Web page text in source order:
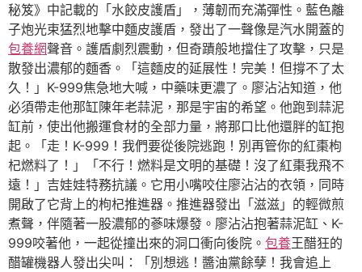
秘笈》中記載的「水餃皮護盾」，薄韌而充滿彈性。藍色離
子炮光束猛烈地擊中麵皮護盾，發出了一聲像是汽水開蓋的
包養網聲音。護盾劇烈震動，但奇蹟般地擋住了攻擊，只是
散發出濃郁的麵香。「這麵皮的延展性！完美！但撐不了太
久！」K-999焦急地大喊，中藥味更濃了。廖沾沾知道，他
必須帶走他那缸陳年老蒜泥，那是宇宙的希望。他跑到蒜泥
缸前，使出他搬運食材的全部力量，將那口比他還胖的缸抱
起。「走！K-999！我們要從後院逃跑！別再管你的紅棗枸
杞燃料了！」「不行！燃料是文明的基礎！沒了紅棗我飛不
遠！」吉娃娃特務抗議。它用小嘴咬住廖沾沾的衣領，同時
開啟了它背上的枸杞推進器。推進器發出「滋滋」的輕微煎
煮聲，伴隨著一股濃郁的蔘味爆發。廖沾沾抱著蒜泥缸、K-
999咬著他，一起從撞出來的洞口衝向後院。 包養王醋狂的
醋罐機器人發出尖叫：「別想逃！醬油黨餘孽！我會追上